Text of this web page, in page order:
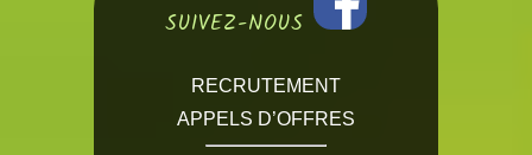
SUIVEZ-NOUS
RECRUTEMENT
APPELS D’OFFRES